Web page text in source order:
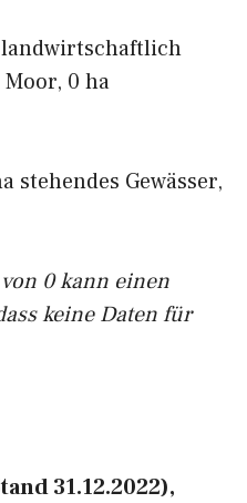
landwirtschaftlich
0 ha
stehendes Gewässer,
0 kann einen
keine Daten für
31.12.2022),